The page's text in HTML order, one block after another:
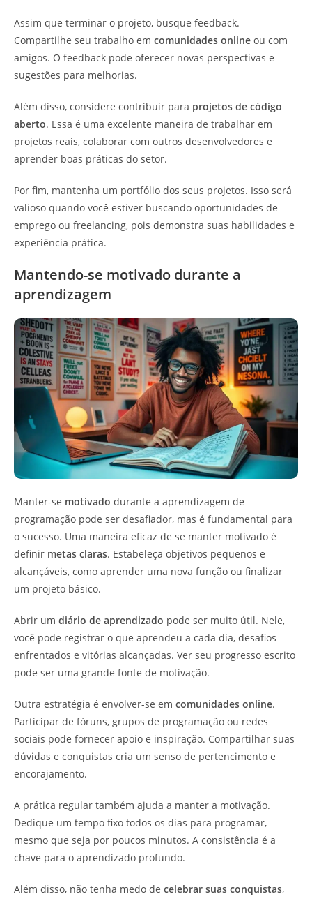
Assim que terminar o projeto, busque feedback.
Compartilhe seu trabalho em comunidades online ou com
amigos. O feedback pode oferecer novas perspectivas e
sugestões para melhorias.
Além disso, considere contribuir para projetos de código
aberto. Essa é uma excelente maneira de trabalhar em
projetos reais, colaborar com outros desenvolvedores e
aprender boas práticas do setor.
Por fim, mantenha um portfólio dos seus projetos. Isso será
valioso quando você estiver buscando oportunidades de
emprego ou freelancing, pois demonstra suas habilidades e
experiência prática.
Mantendo-se motivado durante a
aprendizagem
Manter-se motivado durante a aprendizagem de
programação pode ser desafiador, mas é fundamental para
o sucesso. Uma maneira eficaz de se manter motivado é
definir metas claras. Estabeleça objetivos pequenos e
alcançáveis, como aprender uma nova função ou finalizar
um projeto básico.
Abrir um diário de aprendizado pode ser muito útil. Nele,
você pode registrar o que aprendeu a cada dia, desafios
enfrentados e vitórias alcançadas. Ver seu progresso escrito
pode ser uma grande fonte de motivação.
Outra estratégia é envolver-se em comunidades online.
Participar de fóruns, grupos de programação ou redes
sociais pode fornecer apoio e inspiração. Compartilhar suas
dúvidas e conquistas cria um senso de pertencimento e
encorajamento.
A prática regular também ajuda a manter a motivação.
Dedique um tempo fixo todos os dias para programar,
mesmo que seja por poucos minutos. A consistência é a
chave para o aprendizado profundo.
Além disso, não tenha medo de celebrar suas conquistas,